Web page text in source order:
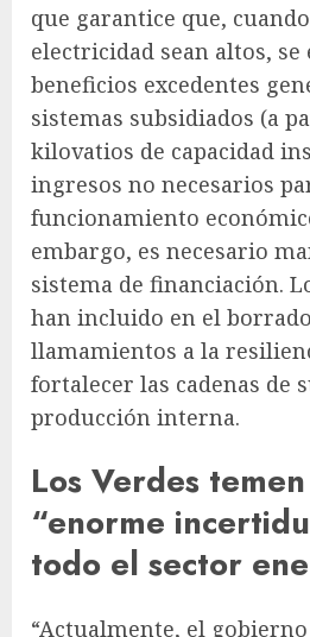
que garantice que,
electricidad sean altos,
beneficios excedentes
sistemas subsidiados (a
kilovatios de capacidad
ingresos no necesarios
funcionamiento
embargo, es necesario
sistema de financiación.
han incluido en el
llamamientos a la
fortalecer las cadenas de
producción interna.
Los Verdes
“enorme
todo el sector
“Actualmente, el